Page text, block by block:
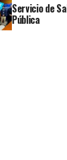
Servicio de
Pública